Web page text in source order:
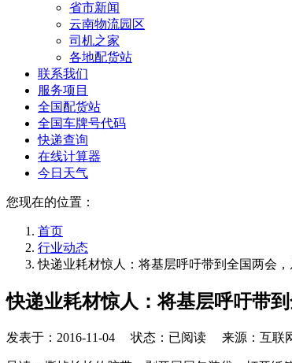
省市新闻
云南物流园区
司机之家
各地配货站
联系我们
服务项目
全国配货站
全国车牌号代码
快递查询
在线计算器
今日天气
您现在的位置：
首页
行业动态
快递业耗材惊人：将基层呼吁带到全国两会，
快递业耗材惊人：将基层呼吁带
发表于： 2016-11-04 状态：已阅读 来源：互联